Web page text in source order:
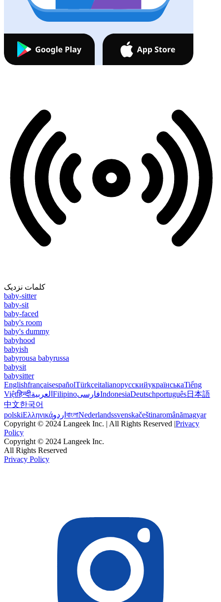
کلمات نزدیک
baby-sitter
baby-sit
baby-faced
baby's room
baby's dummy
babyhood
babyish
babyrousa babyrussa
babysit
babysitter
EnglishfrançaisespañolTürkçeitalianoрусскийукраїнськаTiếng
Việtहिन्दीالعربية FilipinoفارسیIndonesiaDeutschportuguês日本語
中文한국어
polskiΕλληνικάاردو বাংলাNederlandssvenskačeštinaromânămagyar
Copyright © 2024 Langeek Inc. | All Rights Reserved |Privacy
Policy
Copyright © 2024 Langeek Inc.
All Rights Reserved
Privacy Policy